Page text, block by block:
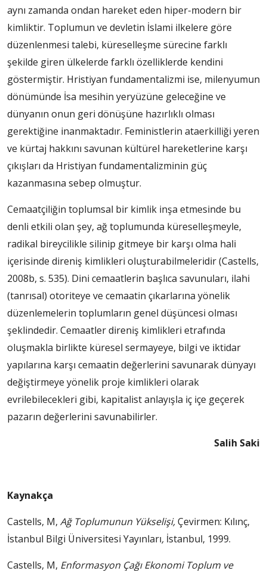
aynı zamanda ondan hareket eden hiper-modern bir
kimliktir. Toplumun ve devletin İslami ilkelere göre
düzenlenmesi talebi, küreselleşme sürecine farklı
şekilde giren ülkelerde farklı özelliklerde kendini
göstermiştir. Hristiyan fundamentalizmi ise, milenyumun
dönümünde İsa mesihin yeryüzüne geleceğine ve
dünyanın onun geri dönüşüne hazırlıklı olması
gerektiğine inanmaktadır. Feministlerin ataerkilliği yeren
ve kürtaj hakkını savunan kültürel hareketlerine karşı
çıkışları da Hristiyan fundamentalizminin güç
kazanmasına sebep olmuştur.
Cemaatçiliğin toplumsal bir kimlik inşa etmesinde bu
denli etkili olan şey, ağ toplumunda küreselleşmeyle,
radikal bireycilikle silinip gitmeye bir karşı olma hali
içerisinde direniş kimlikleri oluşturabilmeleridir (Castells,
2008b, s. 535). Dini cemaatlerin başlıca savunuları, ilahi
(tanrısal) otoriteye ve cemaatin çıkarlarına yönelik
düzenlemelerin toplumların genel düşüncesi olması
şeklindedir. Cemaatler direniş kimlikleri etrafında
oluşmakla birlikte küresel sermayeye, bilgi ve iktidar
yapılarına karşı cemaatin değerlerini savunarak dünyayı
değiştirmeye yönelik proje kimlikleri olarak
evrilebilecekleri gibi, kapitalist anlayışla iç içe geçerek
pazarın değerlerini savunabilirler.
Salih Saki
Kaynakça
Castells, M, Ağ Toplumunun Yükselişi,Çevirmen: Kılınç,
İstanbul Bilgi Üniversitesi Yayınları, İstanbul, 1999.
Castells, M, Enformasyon Çağı Ekonomi Toplum ve